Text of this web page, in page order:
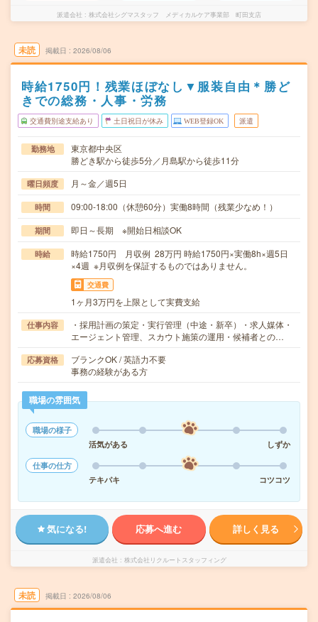
派遣会社 株式会社シグマスタッフ メディカルケア事業部 町田支店
未読 掲載日 2026/08/06
時給1750円！残業ほぼなし▼服装自由＊勝ど
きでの総務・人事・労務
交通費別途支給あり 土日祝日が休み WEB登録OK 派遣
勤務地
東京都中央区
勝どき駅から徒歩5分／月島駅から徒歩11分
曜日頻度 月～金／週5日
時間 09:00-18:00（休憩60分）実働8時間（残業少なめ！）
期間 即日～長期 ※開始日相談OK
時給
時給1750円 月収例 28万円 時給1750円×実働8h×週5日
×4週 ※月収例を保証するものではありません。
交通費
1ヶ月3万円を上限として実費支給
仕事内容
・採用計画の策定・実行管理（中途・新卒）・求人媒体・
エージェント管理、スカウト施策の運用・候補者との…
応募資格
ブランクOK / 英語力不要
事務の経験がある方
職場の雰囲気
職場の様子
活気がある
しずか
仕事の仕方
テキパキ
コツコツ
気になる! 応募へ進む 詳しく見る
派遣会社 株式会社リクルートスタッフィング
未読 掲載日 2026/08/06